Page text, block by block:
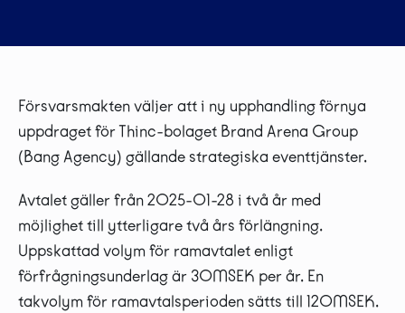
Försvarsmakten väljer att i ny upphandling förnya
uppdraget för Thinc-bolaget Brand Arena Group
(Bang Agency) gällande strategiska eventtjänster.
Avtalet gäller från 2025-01-28 i två år med
möjlighet till ytterligare två års förlängning.
Uppskattad volym för ramavtalet enligt
förfrågningsunderlag är 30MSEK per år. En
takvolym för ramavtalsperioden sätts till 120MSEK.